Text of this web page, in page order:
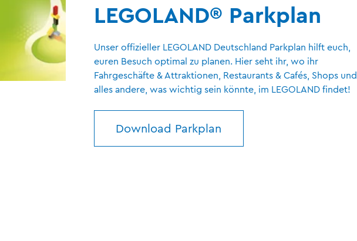
LEGOLAND® Parkplan
Unser offizieller LEGOLAND Deutschland Parkplan hilft euch,
euren Besuch optimal zu planen. Hier seht ihr, wo ihr
Fahrgeschäfte & Attraktionen, Restaurants & Cafés, Shops und
alles andere, was wichtig sein könnte, im LEGOLAND findet!
Download Parkplan